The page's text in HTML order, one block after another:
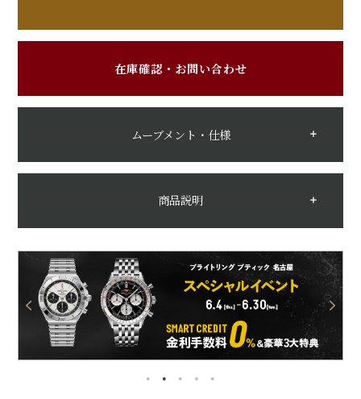
在庫確認・お問い合わせ
ムーブメント・仕様
商品説明